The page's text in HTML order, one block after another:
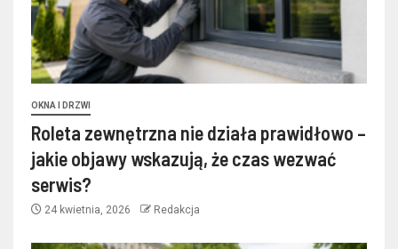
OKNA I DRZWI
Roleta zewnętrzna nie działa prawidłowo –
jakie objawy wskazują, że czas wezwać
serwis?
24 kwietnia, 2026 Redakcja